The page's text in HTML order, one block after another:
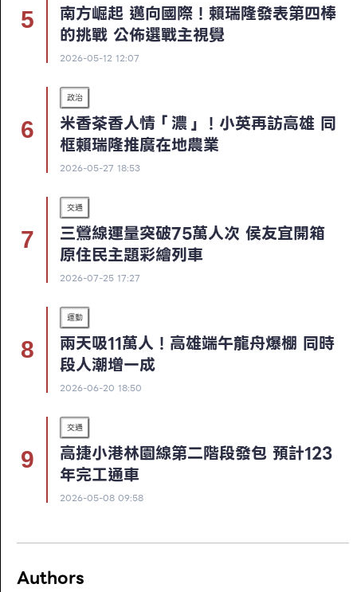
南方崛起 邁向國際！賴瑞隆發表第四棒
的挑戰 公佈選戰主視覺
2026-05-12 12:07
政治
米香茶香人情「濃」！小英再訪高雄 同
框賴瑞隆推廣在地農業
2026-05-27 18:53
交通
三鶯線運量突破75萬人次 侯友宜開箱
原住民主題彩繪列車
2026-07-25 17:27
運動
兩天吸11萬人！高雄端午龍舟爆棚 同時
段人潮增一成
2026-06-20 18:50
交通
高捷小港林園線第二階段發包 預計123
年完工通車
2026-05-08 09:58
Authors